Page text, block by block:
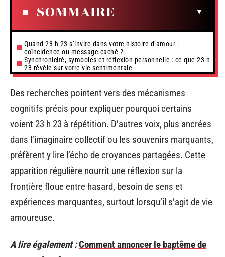
SOMMAIRE
Quand 23 h 23 s’invite dans votre histoire d’amour :
coïncidence ou message caché ?
Synchronicité, symboles et réflexion personnelle : ce que 23 h
23 révèle sur votre vie sentimentale
Des recherches pointent vers des mécanismes
cognitifs précis pour expliquer pourquoi certains
voient 23 h 23 à répétition. D’autres voix, plus ancrées
dans l’imaginaire collectif ou les souvenirs marquants,
préfèrent y lire l’écho de croyances partagées. Cette
apparition régulière nourrit une réflexion sur la
frontière floue entre hasard, besoin de sens et
expériences marquantes, surtout lorsqu’il s’agit de vie
amoureuse.
A lire également :Comment annoncer le baptême de